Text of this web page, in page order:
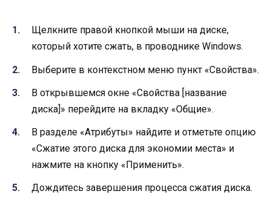
Щелкните правой кнопкой мыши на диске,
который хотите сжать, в проводнике Windows.
Выберите в контекстном меню пункт «Свойства».
В открывшемся окне «Свойства [название
диска]» перейдите на вкладку «Общие».
В разделе «Атрибуты» найдите и отметьте опцию
«Сжатие этого диска для экономии места» и
нажмите на кнопку «Применить».
Дождитесь завершения процесса сжатия диска.